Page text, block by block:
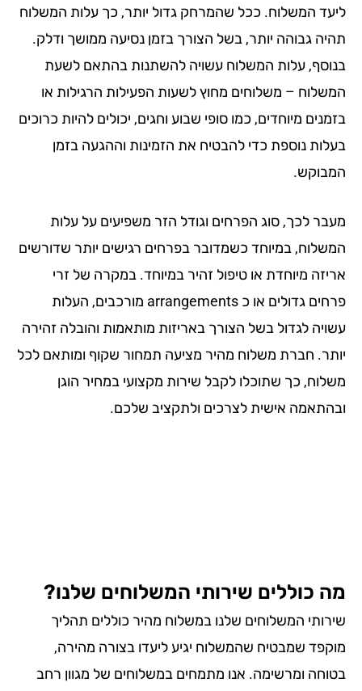
המשלוח. ככל שהמרחק גדול יותר, כך עלות המשלוח
גבוהה יותר, בשל הצורך בזמן נסיעה ממושך ודלק.
עלות המשלוח עשויה להשתנות בהתאם לשעת
– משלוחים מחוץ לשעות הפעילות הרגילות או
מיוחדים, כמו סופי שבוע וחגים, יכולים להיות כרוכים
נוספת כדי להבטיח את הזמינות וההגעה בזמן
לכך, סוג הפרחים וגודל הזר משפיעים על עלות
במיוחד כשמדובר בפרחים רגישים יותר שדורשים
מיוחדת או טיפול זהיר במיוחד. במקרה של זרי
פרחים גדולים או כ arrangements מורכבים, העלות
לגדול בשל הצורך באריזות מותאמות והובלה זהירה
חברת משלוח מהיר מציעה תמחור שקוף ומותאם לכל
כך שתוכלו לקבל שירות מקצועי במחיר הוגן
אישית לצרכים ולתקציב שלכם.
כוללים שירותי המשלוחים שלנו?
המשלוחים שלנו במשלוח מהיר כוללים תהליך
שמבטיח שהמשלוח יגיע ליעדו בצורה מהירה,
ומרשימה. אנו מתמחים במשלוחים של מגוון רחב